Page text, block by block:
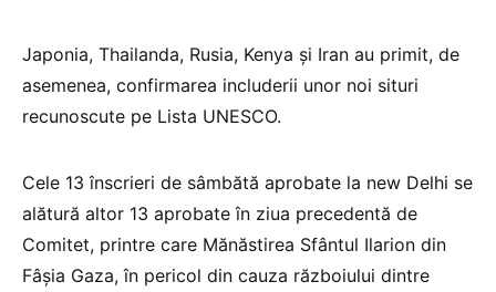
Japonia, Thailanda, Rusia, Kenya şi Iran au primit, de
asemenea, confirmarea includerii unor noi situri
recunoscute pe Lista UNESCO.
Cele 13 înscrieri de sâmbătă aprobate la new Delhi se
alătură altor 13 aprobate în ziua precedentă de
Comitet, printre care Mănăstirea Sfântul Ilarion din
Fâşia Gaza, în pericol din cauza războiului dintre